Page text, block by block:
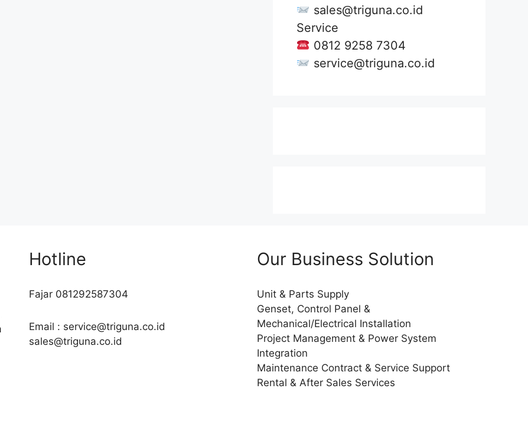
sales@triguna.co.id
Service
0812 9258 7304
service@triguna.co.id
Hotline
Fajar 081292587304
Email : service@triguna.co.id
sales@triguna.co.id
Our Business Solution
Unit & Parts Supply
Genset, Control Panel &
Mechanical/Electrical Installation
Project Management & Power System
Integration
Maintenance Contract & Service Support
Rental & After Sales Services